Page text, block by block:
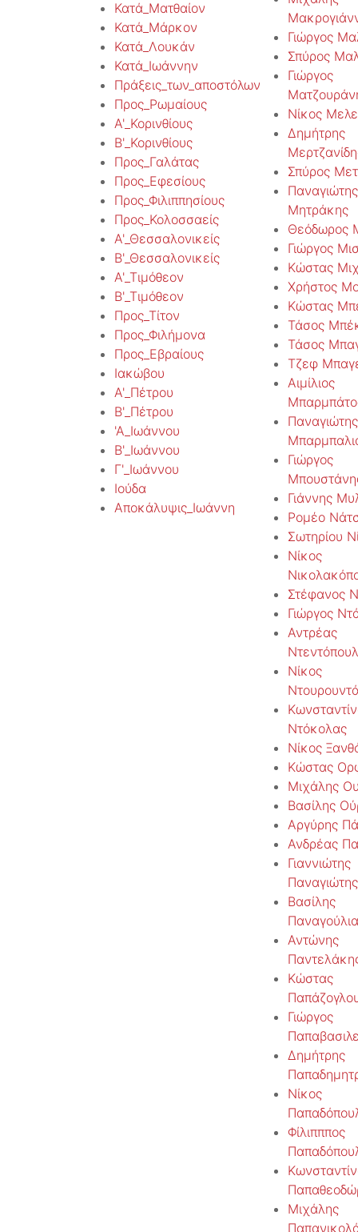
Κατά_Ματθαίον
Κατά_Μάρκον
Κατά_Λουκάν
Κατά_Ιωάννην
Πράξεις_των_αποστόλων
Προς_Ρωμαίους
Α'_Κορινθίους
Β'_Κορινθίους
Προς_Γαλάτας
Προς_Εφεσίους
Προς_Φιλιππησίους
Προς_Κολοσσαείς
Α'_Θεσσαλονικείς
Β'_Θεσσαλονικείς
Α'_Τιμόθεον
Β'_Τιμόθεον
Προς_Τίτον
Προς_Φιλήμονα
Προς_Εβραίους
Ιακώβου
Α'_Πέτρου
Β'_Πέτρου
'Α_Ιωάννου
Β'_Ιωάννου
Γ'_Ιωάννου
Ιούδα
Αποκάλυψις_Ιωάννη
Γιώργος
Σπύρος
Γιώργος
Νίκος
Δημήτρης
Σπύρος
Παναγιώτης
Μητράκης
Θεόδωρος
Γιώργος
Κώστας
Χρήστος
Κώστας
Τάσος
Τάσος
Τζεφ
Αιμίλιος
Παναγιώτης
Γιώργος
Γιάννης
Ρομέο
Σωτηρίου
Νίκος
Στέφανος
Γιώργος
Αντρέας
Νίκος
Ντόκολας
Νίκος
Κώστας
Μιχάλης
Βασίλης
Αργύρης
Ανδρέας
Γιαννιώτης
Παναγιώτης
Βασίλης
Αντώνης
Κώστας
Γιώργος
Δημήτρης
Νίκος
Φίλιπππος
Μιχάλης